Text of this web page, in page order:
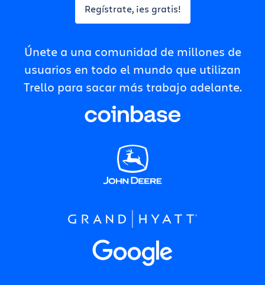
Regístrate, ¡es gratis!
Únete a una comunidad de millones de
usuarios en todo el mundo que utilizan
Trello para sacar más trabajo adelante.